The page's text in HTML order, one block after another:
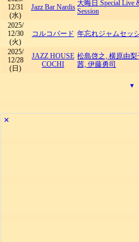
12/31
(水)
Jazz Bar Nardis 大晦日 Special Live
Session
2025/
12/30
(火)
コルコバード 年忘れジャムセッ
2025/
12/28
(日)
JAZZ HOUSE
COCHI
松島啓之, 横原由梨
茜, 伊藤勇司
▾
✕